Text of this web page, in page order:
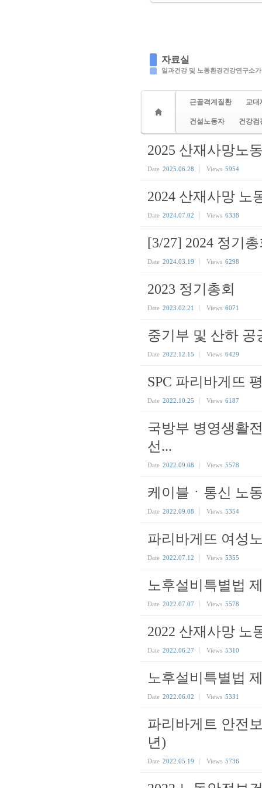
자료실
일과건강 및 노동환경건강연구소
근골격계질환 교대
건설노동자 건강검
2025 산재사망노
Date 2025.06.28 Views 5954
2024 산재사망 노
Date 2024.07.02 Views 6338
[3/27] 2024 정기
Date 2024.03.19 Views 6298
2023 정기총회
Date 2023.02.21 Views 6071
중기부 및 산하 공
Date 2022.12.15 Views 6429
SPC 파리바게뜨
Date 2022.10.25 Views 6187
국방부 병영생활
선...
Date 2022.09.08 Views 5578
케이블ㆍ통신 노
Date 2022.09.08 Views 5354
파리바게뜨 여성
Date 2022.07.12 Views 5355
노후설비특별법
Date 2022.07.07 Views 5578
2022 산재사망 노
Date 2022.06.27 Views 5310
노후설비특별법
Date 2022.06.02 Views 5331
파리바게트 안전
년)
Date 2022.05.19 Views 5736